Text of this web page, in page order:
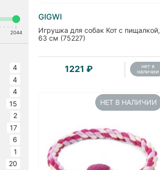
2044
4
4
4
15
2
17
6
1
20
GIGWI
Игрушка для собак Кот с пищалкой,
63 см (75227)
1221 ₽ нет в
наличии
НЕТ В НАЛИЧИИ